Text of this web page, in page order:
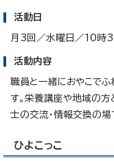
活動日
月3回／水曜日／10時
活動内容
職員と一緒におやこでふ
す。栄養講座や地域の方
士の交流・情報交換の場
ひよこっこ